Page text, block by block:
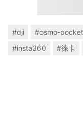
#dji #osmo-
#insta360
#徠卡